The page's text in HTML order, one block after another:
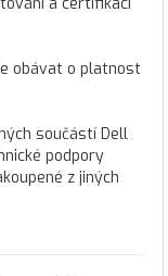
obávat o platnost
součástí Dell
podpory
z jiných